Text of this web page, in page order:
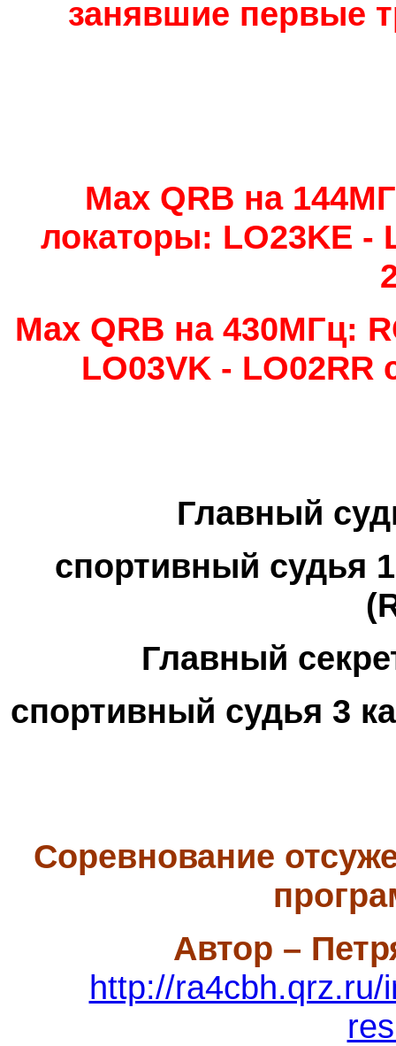
занявшие первые
Max QRB на
локаторы: LO23KE -
Max QRB на 430МГц:
LO03VK - LO02RR
Главный
спортивный судья
Главный
спортивный судья 3
Соревнование
Автор –
http://